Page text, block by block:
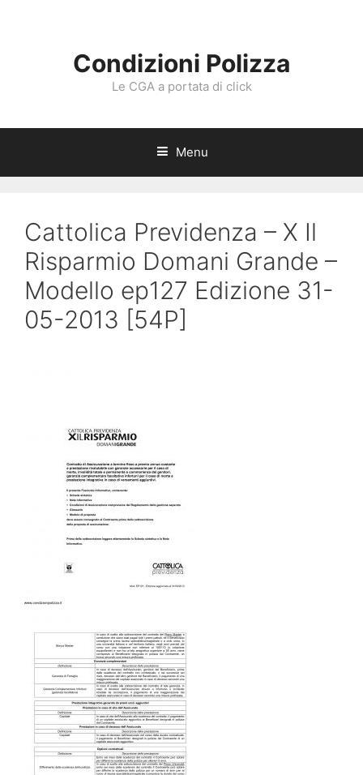
Condizioni Polizza
Le CGA a portata di click
Menu
Cattolica Previdenza – X Il
Risparmio Domani Grande –
Modello ep127 Edizione 31-
05-2013 [54P]